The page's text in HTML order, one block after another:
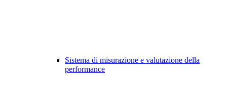
Sistema di misurazione e valutazione della
performance